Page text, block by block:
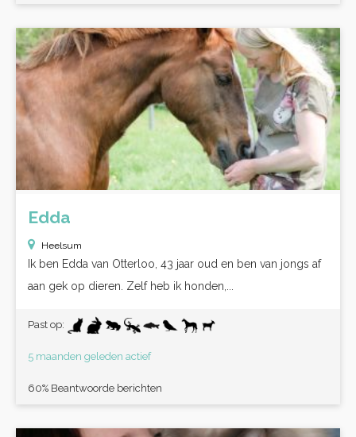
Edda
Heelsum
Ik ben Edda van Otterloo, 43 jaar oud en ben van jongs af
aan gek op dieren. Zelf heb ik honden,...
Past op:
5 maanden geleden actief
60% Beantwoorde berichten